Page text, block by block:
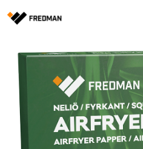
Tehtaanmyymälä
Verkkokauppa ammattilaisille
English Suomi